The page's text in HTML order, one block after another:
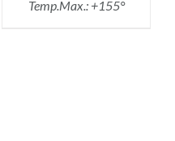
Temp.Max.: +155°